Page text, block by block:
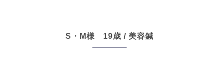
S・M様 19歳 / 美容鍼